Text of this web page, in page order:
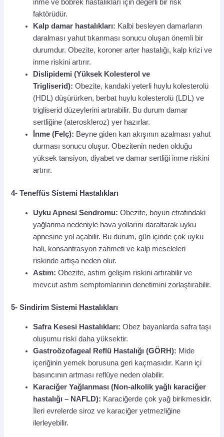
inme ve böbrek hastalıkları için değerli bir risk
faktörüdür.
Kalp damar hastalıkları: Kalbi besleyen damarların
daralması yahut tıkanması sonucu oluşan önemli bir
durumdur. Obezite, koroner arter hastalığı, kalp krizi ve
inme riskini artırır.
Dislipidemi (Yüksek Kolesterol ve
Trigliserid): Obezite, kandaki yeterli huylu kolesterolü
(HDL) düşürürken, berbat huylu kolesterolü (LDL) ve
trigliserid düzeylerini artırabilir. Bu durum damar
sertliğine (ateroskleroz) yer hazırlar.
İnme (Felç): Beyne giden kan akışının azalması yahut
durması sonucu oluşur. Obezitenin neden olduğu
yüksek tansiyon, diyabet ve damar sertliği inme riskini
artırır.
4- Teneffüs Sistemi Hastalıkları
Uyku Apnesi Sendromu: Obezite, boyun etrafındaki
yağlanma nedeniyle hava yollarını daraltarak uyku
apnesine yol açabilir. Bu durum, gün içinde çok uyku
hali, konsantrasyon zahmeti ve kalp meseleleri
riskinde artışa neden olur.
Astım: Obezite, astım gelişim riskini artırabilir ve
mevcut astım semptomlarının denetimini zorlaştırabilir.
5- Sindirim Sistemi Hastalıkları
Safra Kesesi Hastalıkları: Obez bayanlarda safra taşı
oluşumu riski daha yüksektir.
Gastroözofageal Reflü Hastalığı (GÖRH): Mide
içeriğinin yemek borusuna geri kaçmasıdır. Karın içi
basıncının artması reflüye neden olabilir.
Karaciğer Yağlanması (Non-alkolik yağlı karaciğer
hastalığı – NAFLD): Karaciğerde çok yağ birikmesidir.
İleri evrelerde siroz ve karaciğer yetmezliğine
ilerleyebilir.